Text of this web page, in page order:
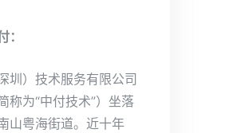
：
圳）技术服务有限公司
称为“中付技术”）坐落
山粤海街道。近十年